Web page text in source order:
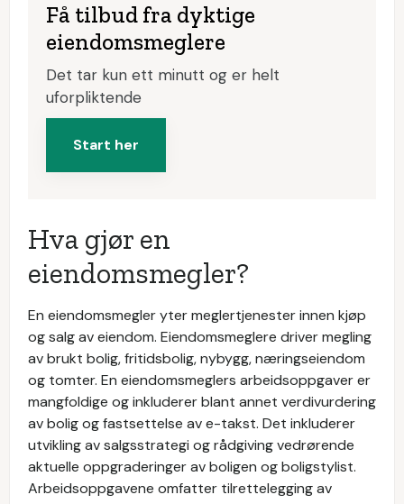
Få tilbud fra dyktige
eiendomsmeglere
Det tar kun ett minutt og er helt
uforpliktende
Start her
Hva gjør en
eiendomsmegler?
En eiendomsmegler yter meglertjenester innen kjøp
og salg av eiendom. Eiendomsmeglere driver megling
av brukt bolig, fritidsbolig, nybygg, næringseiendom
og tomter. En eiendomsmeglers arbeidsoppgaver er
mangfoldige og inkluderer blant annet verdivurdering
av bolig og fastsettelse av e-takst. Det inkluderer
utvikling av salgsstrategi og rådgiving vedrørende
aktuelle oppgraderinger av boligen og boligstylist.
Arbeidsoppgavene omfatter tilrettelegging av